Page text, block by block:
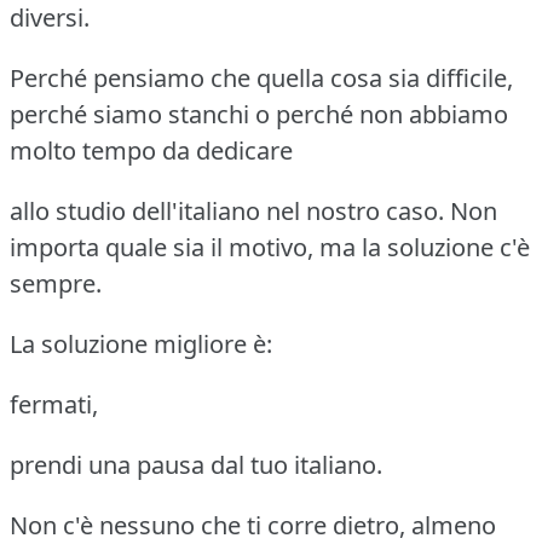
diversi.
Perché pensiamo che quella cosa sia difficile,
perché siamo stanchi o perché non abbiamo
molto tempo da dedicare
allo studio dell'italiano nel nostro caso. Non
importa quale sia il motivo, ma la soluzione c'è
sempre.
La soluzione migliore è:
fermati,
prendi una pausa dal tuo italiano.
Non c'è nessuno che ti corre dietro, almeno